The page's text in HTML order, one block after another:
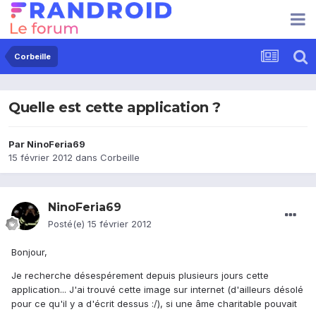
Corbeille
Quelle est cette application ?
Par NinoFeria69
15 février 2012 dans Corbeille
NinoFeria69
Posté(e) 15 février 2012
Bonjour,
Je recherche désespérement depuis plusieurs jours cette
application... J'ai trouvé cette image sur internet (d'ailleurs désolé
pour ce qu'il y a d'écrit dessus :/), si une âme charitable pouvait